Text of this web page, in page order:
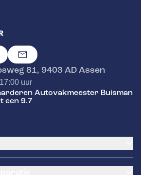
81, 9403 ADAssen
uur
Autovakmeester Buisman
een 9.7